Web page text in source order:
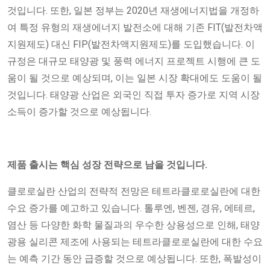
것입니다. 또한, 일본 정부는 2020년 재생에너지법을 개정하
여 특정 유형의 재생에너지 발전소에 대해 기존 FIT(발전차액
지원제도) 대신 FIP(발전차액지원제도)를 도입했습니다. 이
규정은 대규모 태양광 및 풍력 에너지 프로젝트 시행에 큰 도
움이 될 것으로 예상되며, 이는 일본 시장 확대에도 도움이 될
것입니다. 태양광 산업은 외국인 직접 투자 증가로 지역 시장
소득이 증가할 것으로 예상됩니다.
제품 출시는 핵심 성장 전략으로 남을 것입니다.
클로로실란 산업의 전략적 전망은 테트라클로로실란에 대한
수요 증가를 예고하고 있습니다. 톨루엔, 벤젠, 경유, 에테르,
염산 등 다양한 화학 물질과의 우수한 상용성으로 인해, 태양
광용 실리콘 제조에 사용되는 테트라클로로실란에 대한 수요
는 예측 기간 동안 급증할 것으로 예상됩니다. 또한, 폭발성이